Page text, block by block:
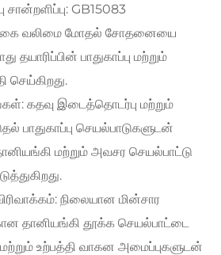
சான்றளிப்பு: GB15083
வலிமை மோதல் சோதனையை
தயாரிப்பின் பாதுகாப்பு மற்றும்
செய்கிறது.
கதவு இடைத்தொடர்பு மற்றும்
பாதுகாப்பு செயல்பாடுகளுடன்
மற்றும் அவசர செயல்பாட்டு
நிலையான மின்சார
தானியங்கி தூக்க செயல்பாட்டை
உற்பத்தி வாகன அமைப்புகளுடன்